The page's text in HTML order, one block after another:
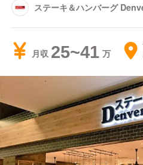
ステーキ＆ハンバーグ
月収 25~41